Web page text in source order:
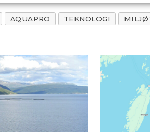
AQUAPRO TEKNOLOGI